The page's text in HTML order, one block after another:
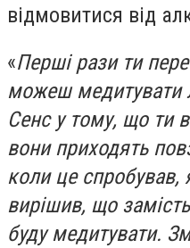
відмовитися від
«Перші рази ти
можеш медитувати
Сенс у тому, що ти
вони приходять
коли це спробував,
вирішив, що
буду медитувати.